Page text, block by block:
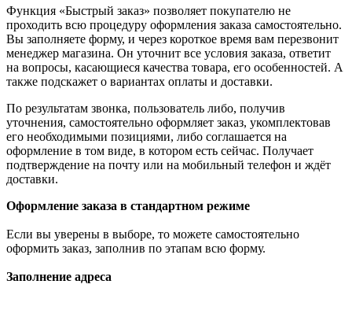
Функция «Быстрый заказ» позволяет покупателю не
проходить всю процедуру оформления заказа самостоятельно.
Вы заполняете форму, и через короткое время вам перезвонит
менеджер магазина. Он уточнит все условия заказа, ответит
на вопросы, касающиеся качества товара, его особенностей. А
также подскажет о вариантах оплаты и доставки.
По результатам звонка, пользователь либо, получив
уточнения, самостоятельно оформляет заказ, укомплектовав
его необходимыми позициями, либо соглашается на
оформление в том виде, в котором есть сейчас. Получает
подтверждение на почту или на мобильный телефон и ждёт
доставки.
Оформление заказа в стандартном режиме
Если вы уверены в выборе, то можете самостоятельно
оформить заказ, заполнив по этапам всю форму.
Заполнение адреса